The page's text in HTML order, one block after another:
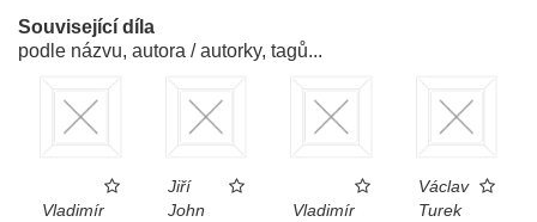
Související díla
podle názvu, autora / autorky, tagů...
Vladimír
Jiří
John
Vladimír
Václav
Turek